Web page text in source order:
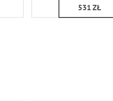
531 ZŁ